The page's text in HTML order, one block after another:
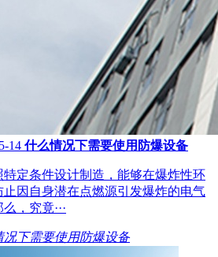
14 什么情况下需要使用防爆设备
特定条件设计制造，能够在爆炸性环
因自身潜在点燃源引发爆炸的电气
，究竟···